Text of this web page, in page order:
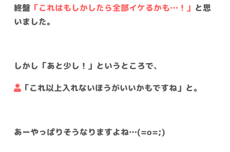
終盤 「これはもしかしたら全部イケるかも…！」 と思
いました。
しかし「あと少し！」というところで、
「これ以上入れないほうがいいかもですね」と。
あーやっぱりそうなりますよね…(=o=;)